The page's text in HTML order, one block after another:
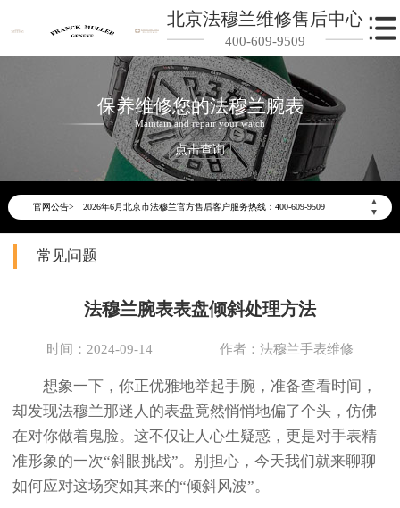
北京法穆兰维修售后中心
400-609-9509
保养维修您的法穆兰腕表
Maintain and repair your watch
点击查询
官网公告>
▲
▼
2026年6月法穆兰北京市售后服务网络优化升级公告
2026年6月北京市法穆兰官方售后客户服务热线：400-609-9509
2026年6月法穆兰售后服务中心最新网点地址：
节假日正常营业！
常见问题
法穆兰腕表表盘倾斜处理方法
时间：2024-09-14 作者：法穆兰手表维修
想象一下，你正优雅地举起手腕，准备查看时间，
却发现法穆兰那迷人的表盘竟然悄悄地偏了个头，仿佛
在对你做着鬼脸。这不仅让人心生疑惑，更是对手表精
准形象的一次“斜眼挑战”。别担心，今天我们就来聊聊
如何应对这场突如其来的“倾斜风波”。